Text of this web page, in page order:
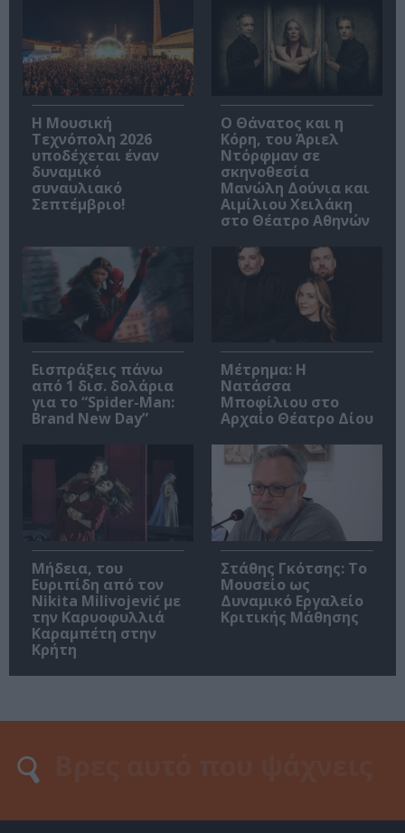
Η Μουσική
Τεχνόπολη 2026
υποδέχεται έναν
δυναμικό
συναυλιακό
Σεπτέμβριο!
Ο Θάνατος και η
Κόρη, του Άριελ
Ντόρφμαν σε
σκηνοθεσία
Μανώλη Δούνια και
Αιμίλιου Χειλάκη
στο Θέατρο Αθηνών
Εισπράξεις πάνω
από 1 δισ. δολάρια
για το “Spider-Man:
Brand New Day”
Μέτρημα: Η
Νατάσσα
Μποφίλιου στο
Αρχαίο Θέατρο Δίου
Μήδεια, του
Ευριπίδη από τον
Nikita Milivojević με
την Καρυοφυλλιά
Καραμπέτη στην
Κρήτη
Στάθης Γκότσης: Το
Μουσείο ως
Δυναμικό Εργαλείο
Κριτικής Μάθησης